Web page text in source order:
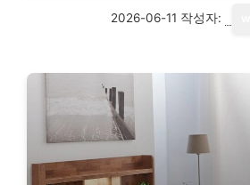
2026-06-11 작성자: